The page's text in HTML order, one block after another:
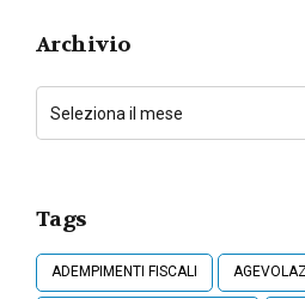
Archivio
Tags
ADEMPIMENTI FISCALI